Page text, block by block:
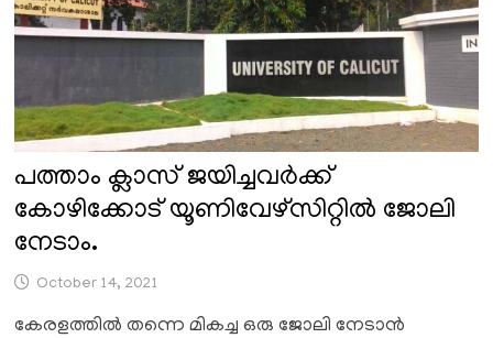
പത്താം ക്ലാസ് ജയിച്ചവർക്ക്
കോഴിക്കോട് യൂണിവേഴ്സിറ്റിൽ ജോലി
നേടാം.
October 14, 2021
കേരളത്തിൽ തന്നെ മികച്ച ഒരു ജോലി നേടാൻ